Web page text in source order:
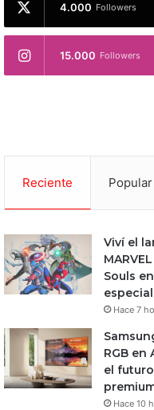
4.000 Followers
15.000 Followers
Reciente Popular
Viví el
Souls
Hace 7
RGB
el
Hace 10